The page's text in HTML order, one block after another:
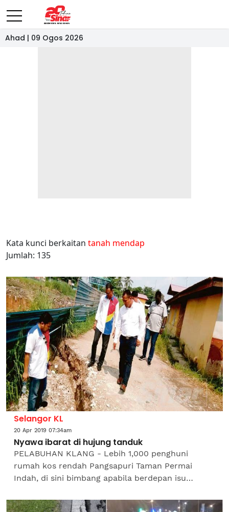
Ahad | 09 Ogos 2026
Kata kunci berkaitan tanah mendap
Jumlah: 135
Selangor KL
20 Apr 2019 07:34am
Nyawa ibarat di hujung tanduk
PELABUHAN KLANG - Lebih 1,000 penghuni
rumah kos rendah Pangsapuri Taman Permai
Indah, di sini bimbang apabila berdepan isu
lalu. Difahamkan, masalah itu...